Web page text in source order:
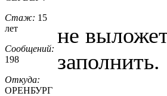
Стаж: 15
лет
Сообщений:
198
Откуда:
ОРЕНБУРГ
не
заполнить.